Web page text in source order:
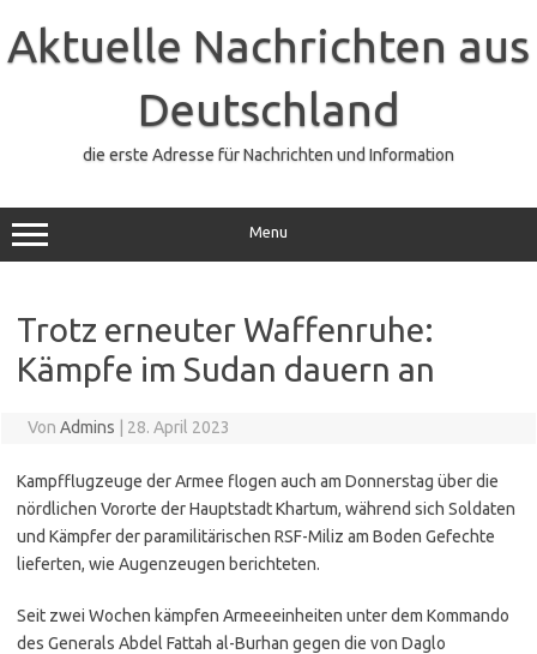
springen
Aktuelle Nachrichten aus
Deutschland
die erste Adresse für Nachrichten und Information
Menu
Trotz erneuter Waffenruhe:
Kämpfe im Sudan dauern an
Von Admins 28. April 2023
Kampfflugzeuge der Armee flogen auch am Donnerstag über die
nördlichen Vororte der Hauptstadt Khartum, während sich Soldaten
und Kämpfer der paramilitärischen RSF-Miliz am Boden Gefechte
lieferten, wie Augenzeugen berichteten.
Seit zwei Wochen kämpfen Armeeeinheiten unter dem Kommando
des Generals Abdel Fattah al-Burhan gegen die von Daglo